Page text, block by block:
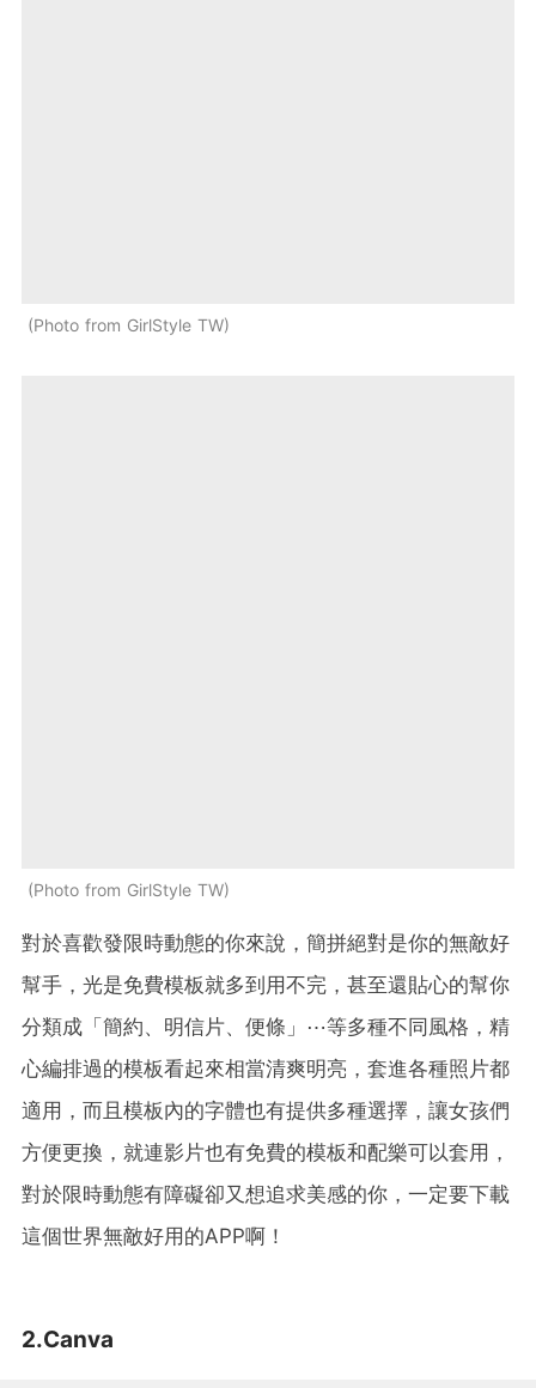
Photo from GirlStyle TW
Photo from GirlStyle TW
對於喜歡發限時動態的你來說，簡拼絕對是你的無敵好
幫手，光是免費模板就多到用不完，甚至還貼心的幫你
分類成「簡約、明信片、便條」⋯等多種不同風格，精
心編排過的模板看起來相當清爽明亮，套進各種照片都
適用，而且模板內的字體也有提供多種選擇，讓女孩們
方便更換，就連影片也有免費的模板和配樂可以套用，
對於限時動態有障礙卻又想追求美感的你，一定要下載
這個世界無敵好用的APP啊！
2.Canva